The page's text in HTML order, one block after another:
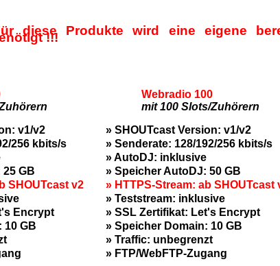
diese Produkte wird eine eigene
!!!
v1/v2
256 kbits/s
GB
SHOUTcast v2
Encrypt
10 GB
Webradio 100
mit 100 Slots/Zuhörern
» SHOUTcast Version: v1/v2
» Senderate: 128/192/256 kbits/s
» AutoDJ: inklusive
» Speicher AutoDJ: 50 GB
» HTTPS-Stream: ab SHOUTcast
» Teststream: inklusive
» SSL Zertifikat: Let's Encrypt
» Speicher Domain: 10 GB
» Traffic: unbegrenzt
» FTP/WebFTP-Zugang